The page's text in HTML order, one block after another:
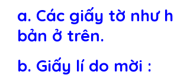
a. Các giấy tờ như
bản ở trên.
b. Giấy lí do mời :